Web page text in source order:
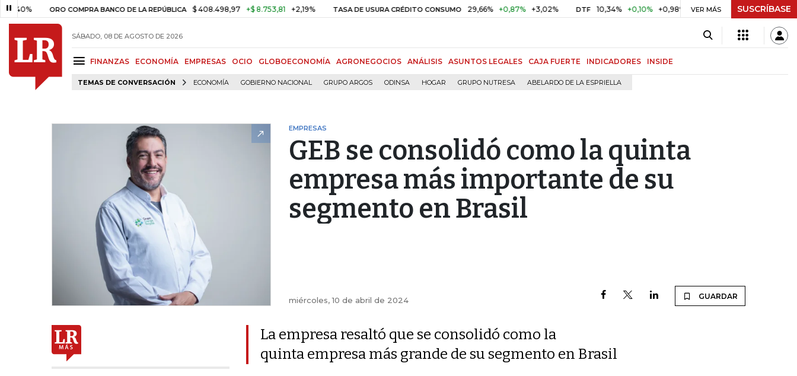
ORO COMPRA BANCO DE LA REPÚBLICA $ 408.498,97 +$ 8.753,81 +2,19% TASA DE USURA CRÉDITO CONSUMO 29,66% +0,87% +3,02% DTF 10,34% +0,10% +0,98% UVR $ 416,96 +$ 0,05 +0,01%
VER MÁS SUSCRÍBASE
SÁBADO, 08 DE AGOSTO DE 2026
FINANZAS ECONOMÍA EMPRESAS OCIO GLOBOECONOMÍA AGRONEGOCIOS ANÁLISIS ASUNTOS LEGALES CAJA FUERTE INDICADORES INSIDE
TEMAS DE CONVERSACIÓN ECONOMÍA GOBIERNO NACIONAL GRUPO ARGOS ODINSA HOGAR GRUPO NUTRESA ABELARDO DE LA ESPRIELLA
EMPRESAS
GEB se consolidó como la quinta
empresa más importante de su
segmento en Brasil
miércoles, 10 de abril de 2024 GUARDAR
La empresa resaltó que se consolidó como la
quinta empresa más grande de su segmento en Brasil